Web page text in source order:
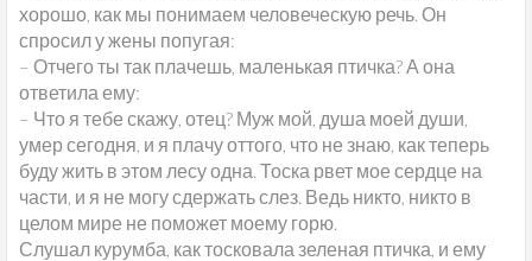
хорошо, как мы понимаем человеческую речь. Он
спросил у жены попугая:
– Отчего ты так плачешь, маленькая птичка? А она
ответила ему:
– Что я тебе скажу, отец? Муж мой, душа моей души,
умер сегодня, и я плачу оттого, что не знаю, как теперь
буду жить в этом лесу одна. Тоска рвет мое сердце на
части, и я не могу сдержать слез. Ведь никто, никто в
целом мире не поможет моему горю.
Слушал курумба, как тосковала зеленая птичка, и ему